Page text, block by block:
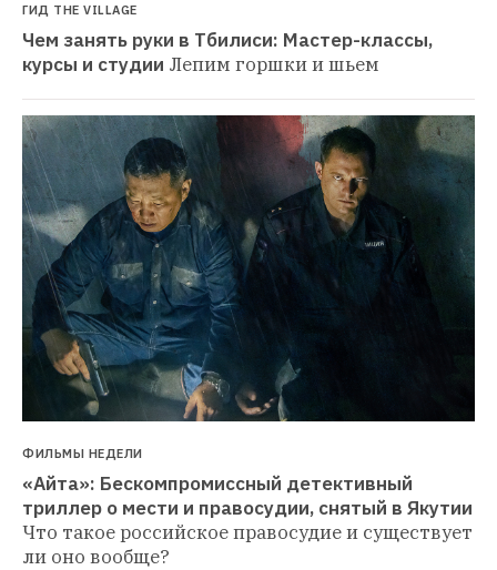
ГИД THE VILLAGE
Чем занять руки в Тбилиси: Мастер-классы,
курсы и студии Лепим горшки и шьем
ФИЛЬМЫ НЕДЕЛИ
«Айта»: Бескомпромиссный детективный
триллер о мести и правосудии, снятый в Якутии
Что такое российское правосудие и существует
ли оно вообще?